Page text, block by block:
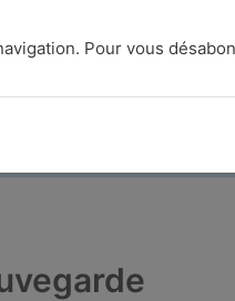
P [FR]
CB4 - Sécurité et
Pour vous